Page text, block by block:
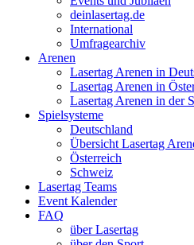
deinlasertag.de
International
Umfragearchiv
Arenen
Lasertag Arenen in
Lasertag Arenen in
Lasertag Arenen in der
Spielsysteme
Deutschland
Übersicht Lasertag
Österreich
Schweiz
Lasertag Teams
Event Kalender
FAQ
über Lasertag